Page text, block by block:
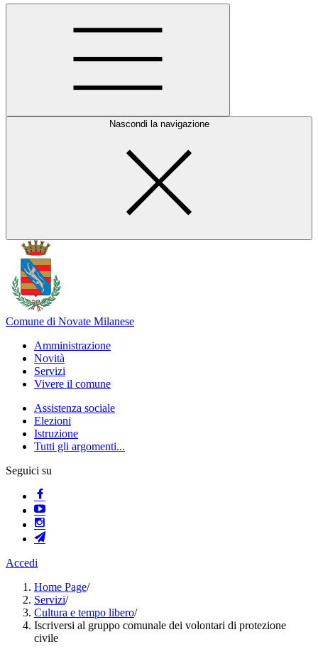
Nascondi la navigazione
Comune di Novate Milanese
Amministrazione
Novità
Servizi
Vivere il comune
Assistenza sociale
Elezioni
Istruzione
Tutti gli argomenti...
Seguici su
Accedi
Home Page/
Servizi/
Cultura e tempo libero/
Iscriversi al gruppo comunale dei volontari di protezione
civile